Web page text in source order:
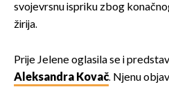
svojevrsnu ispriku zbog
žirija.
Prije Jelene oglasila se i
Aleksandra Kovač. Njenu